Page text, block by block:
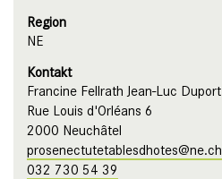
Region
NE
Kontakt
Francine Fellrath Jean-Luc Duport
Rue Louis d'Orléans 6
2000 Neuchâtel
prosenectutetablesdhotes@ne.ch
032 730 54 39